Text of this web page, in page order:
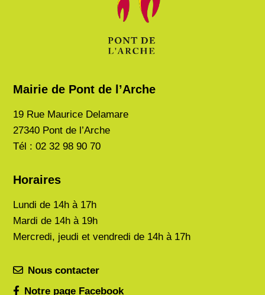
Mairie de Pont de l’Arche
19 Rue Maurice Delamare
27340 Pont de l’Arche
Tél : 02 32 98 90 70
Horaires
Lundi de 14h à 17h
Mardi de 14h à 19h
Mercredi, jeudi et vendredi de 14h à 17h
Nous contacter
Notre page Facebook